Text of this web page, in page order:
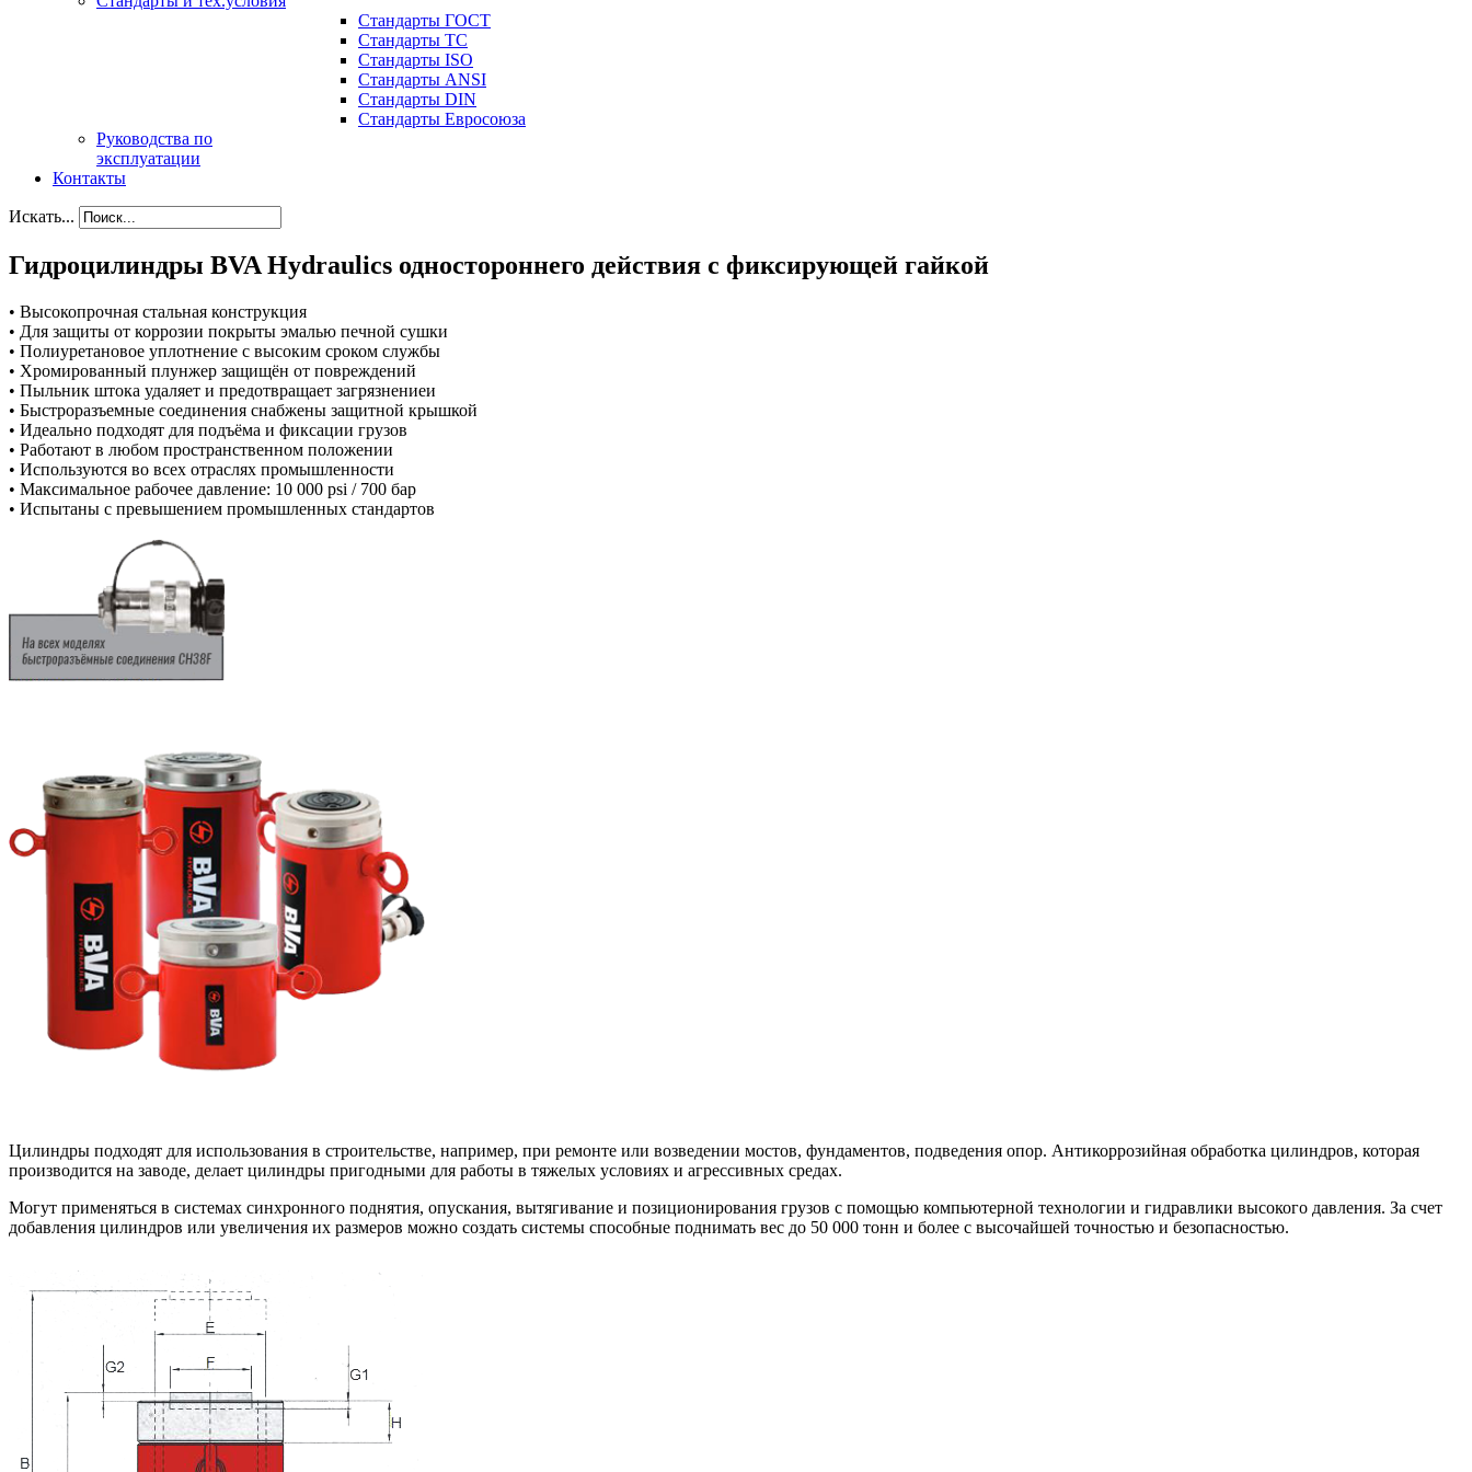
Стандарты ГОСТ
Стандарты ТС
Стандарты ISO
Стандарты ANSI
Стандарты DIN
Стандарты Евросоюза
Руководства по
эксплуатации
Контакты
Искать...
Гидроцилиндры BVA Hydraulics одностороннего действия с фиксирующей гайкой
• Высокопрочная стальная конструкция
• Для защиты от коррозии покрыты эмалью печной сушки
• Полиуретановое уплотнение с высоким сроком службы
• Хромированный плунжер защищён от повреждений
• Пыльник штока удаляет и предотвращает загрязнениеи
• Быстроразъемные соединения снабжены защитной крышкой
• Идеально подходят для подъёма и фиксации грузов
• Работают в любом пространственном положении
• Используются во всех отраслях промышленности
• Максимальное рабочее давление: 10 000 psi / 700 бар
• Испытаны с превышением промышленных стандартов
Цилиндры подходят для использования в строительстве, например, при ремонте или возведении мостов, фундаментов, подведения опор. Антикоррозийная обработка цилиндров, которая
производится на заводе, делает цилиндры пригодными для работы в тяжелых условиях и агрессивных средах.
Могут применяться в системах синхронного поднятия, опускания, вытягивание и позиционирования грузов с помощью компьютерной технологии и гидравлики высокого давления. За счет
добавления цилиндров или увеличения их размеров можно создать системы способные поднимать вес до 50 000 тонн и более с высочайшей точностью и безопасностью.